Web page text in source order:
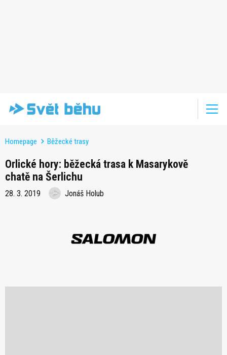
Homepage Běžecké trasy
Orlické hory: běžecká trasa k Masarykově
chatě na Šerlichu
28. 3. 2019 Jonáš Holub